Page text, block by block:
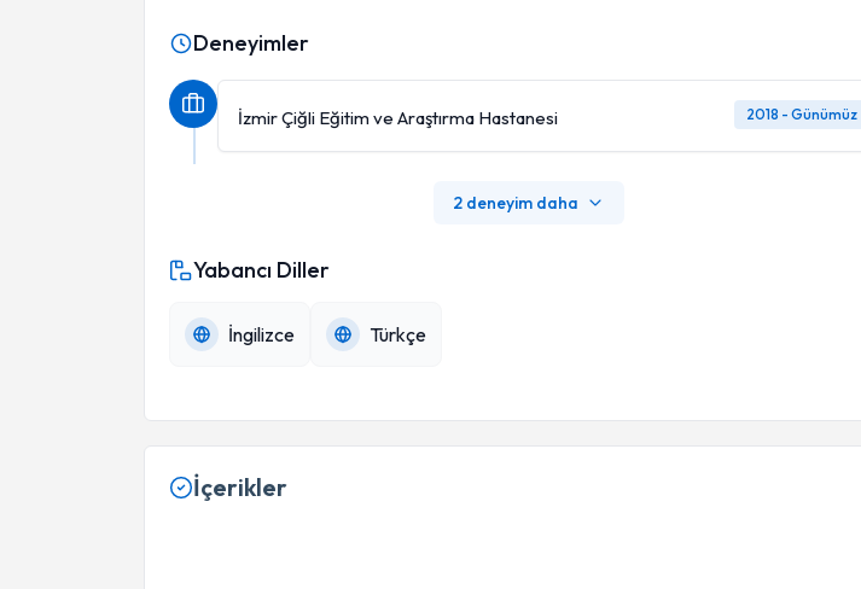
Deneyimler
İzmir Çiğli Eğitim ve Araştırma Hastanesi 2018 - Günümüz
2 deneyim daha
Yabancı Diller
İngilizce Türkçe
İçerikler